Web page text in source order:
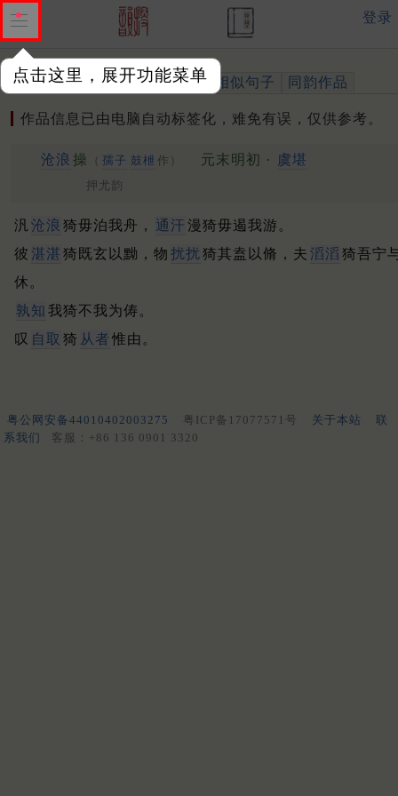
点击这里，展开功能菜单
登录
作品 标注四声 出处、引用 相似句子 同韵作品
作品信息已由电脑自动标签化，难免有误，仅供参考。
沧浪 操 （ 孺子 鼓枻 作） 元末明初 · 虞堪
押尤韵
汎 沧浪 猗毋泊我舟， 通汗 漫猗毋遏我游。
彼 湛湛 猗既玄以黝，物 扰扰猗其盍以脩，夫 滔滔 猗吾宁
休。
孰知 我猗不我为俦。
叹 自取 猗 从者 惟由。
粤公网安备44010402003275 粤ICP备17077571号 关于本站
联
系我们
客服：+86 136 0901 3320